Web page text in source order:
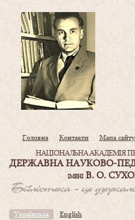
Головна Контакти Мапа сайту
НАЦІОНАЛЬНА АКАДЕМІЯ
ДЕРЖАВНА НАУКОВО-
ІМЕНІВ. О.
Українська English